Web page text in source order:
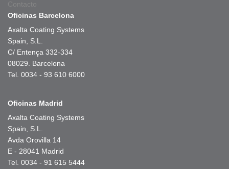
Contacto
Oficinas Barcelona
Axalta Coating Systems
Spain, S.L.
C/ Entença 332-334
08029. Barcelona
Tel. 0034 - 93 610 6000
Oficinas Madrid
Axalta Coating Systems
Spain, S.L.
Avda Orovilla 14
E - 28041 Madrid
Tel. 0034 - 91 615 5444